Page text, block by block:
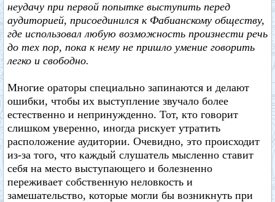
неудачу при первой попытке выступить перед
аудиторией, присоединился к Фабианскому обществу,
где использовал любую возможность произнести речь
до тех пор, пока к нему не пришло умение говорить
легко и свободно.
Многие ораторы специально запинаются и делают
ошибки, чтобы их выступление звучало более
естественно и непринужденно. Тот, кто говорит
слишком уверенно, иногда рискует утратить
расположение аудитории. Очевидно, это происходит
из-за того, что каждый слушатель мысленно ставит
себя на место выступающего и болезненно
переживает собственную неловкость и
замешательство, которые могли бы возникнуть при